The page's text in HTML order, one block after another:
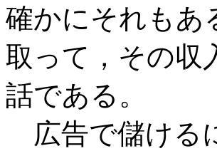
確かにそれもあ
取って，その収
話である。
広告で儲ける